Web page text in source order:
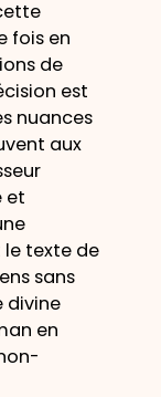
fois en
de
est
nuances
aux
et
texte de
sans
divine
en